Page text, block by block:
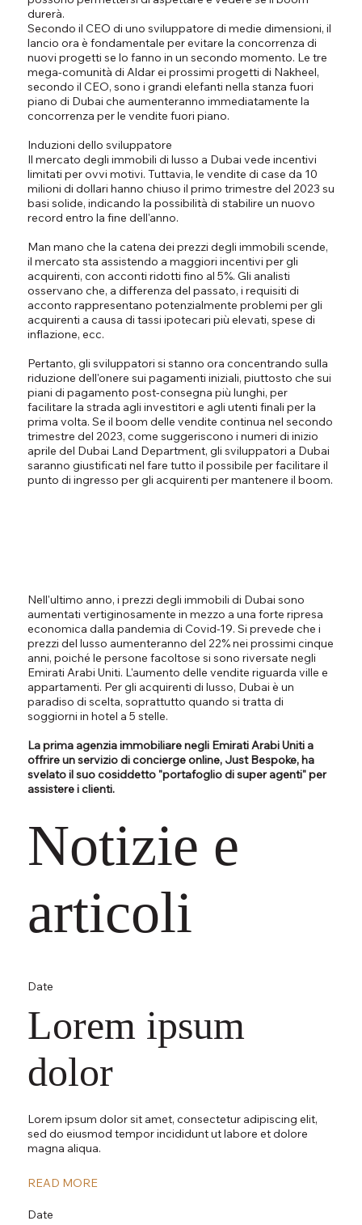
Notizie e
articoli
Lorem ipsum
dolor
Lorem ipsum dolor sit amet, consectetur adipiscing elit,
sed do eiusmod tempor incididunt ut labore et dolore
magna aliqua.
Date
READ MORE
Date
Nell'ultimo anno, i prezzi degli immobili di Dubai sono
aumentati vertiginosamente in mezzo a una forte ripresa
economica dalla pandemia di Covid-19. Si prevede che i
prezzi del lusso aumenteranno del 22% nei prossimi cinque
anni, poiché le persone facoltose si sono riversate negli
Emirati Arabi Uniti. L'aumento delle vendite riguarda ville e
appartamenti. Per gli acquirenti di lusso, Dubai è un
paradiso di scelta, soprattutto quando si tratta di
soggiorni in hotel a 5 stelle.
La prima agenzia immobiliare negli Emirati Arabi Uniti a
offrire un servizio di concierge online, Just Bespoke, ha
svelato il suo cosiddetto "portafoglio di super agenti" per
assistere i clienti.
durerà.
Secondo il CEO di uno sviluppatore di medie dimensioni, il
lancio ora è fondamentale per evitare la concorrenza di
nuovi progetti se lo fanno in un secondo momento. Le tre
mega-comunità di Aldar ei prossimi progetti di Nakheel,
secondo il CEO, sono i grandi elefanti nella stanza fuori
piano di Dubai che aumenteranno immediatamente la
concorrenza per le vendite fuori piano.
Induzioni dello sviluppatore
Il mercato degli immobili di lusso a Dubai vede incentivi
limitati per ovvi motivi. Tuttavia, le vendite di case da 10
milioni di dollari hanno chiuso il primo trimestre del 2023 su
basi solide, indicando la possibilità di stabilire un nuovo
record entro la fine dell'anno.
Man mano che la catena dei prezzi degli immobili scende,
il mercato sta assistendo a maggiori incentivi per gli
acquirenti, con acconti ridotti fino al 5%. Gli analisti
osservano che, a differenza del passato, i requisiti di
acconto rappresentano potenzialmente problemi per gli
acquirenti a causa di tassi ipotecari più elevati, spese di
inflazione, ecc.
Pertanto, gli sviluppatori si stanno ora concentrando sulla
riduzione dell'onere sui pagamenti iniziali, piuttosto che sui
piani di pagamento post-consegna più lunghi, per
facilitare la strada agli investitori e agli utenti finali per la
prima volta. Se il boom delle vendite continua nel secondo
trimestre del 2023, come suggeriscono i numeri di inizio
aprile del Dubai Land Department, gli sviluppatori a Dubai
saranno giustificati nel fare tutto il possibile per facilitare il
punto di ingresso per gli acquirenti per mantenere il boom.